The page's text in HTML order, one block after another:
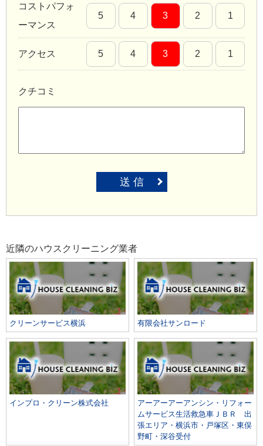
コストパフォ
ーマンス
5 4 3 2 1
アクセス 5 4 3 2 1
クチコミ
送 信
近隣のハウスクリーニング業者
クリーンサービス横浜 有限会社サンロード
インプロ・クリーン株式会社
アーアーアーアンシン・リフォー
ムサービス生活救急車ＪＢＲ 出
張エリア・横浜市・戸塚区・東俣
野町・深谷受付